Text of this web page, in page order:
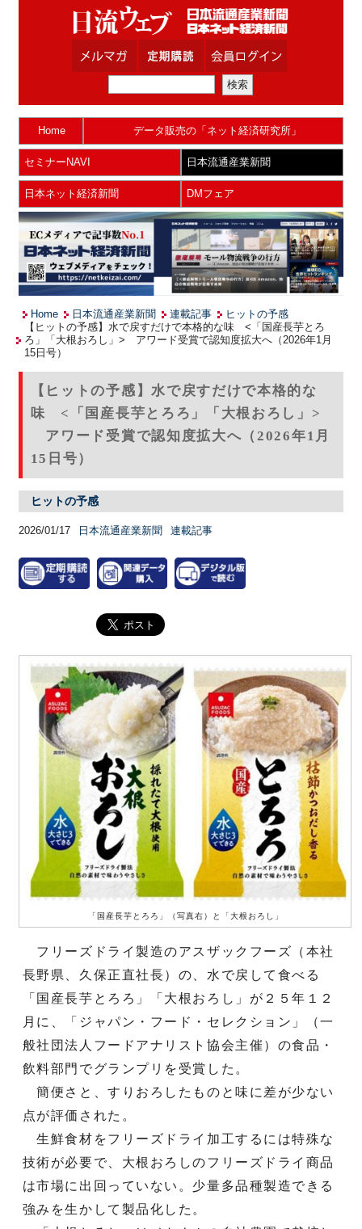
Home データ販売の「ネット経済研究所」
セミナーNAVI 日本流通産業新聞
日本ネット経済新聞 DMフェア
Home 日本流通産業新聞 連載記事
ヒットの予感
【ヒットの予感】水で戻すだけで本格的な味 <「国産長芋とろ
ろ」「大根おろし」> アワード受賞で認知度拡大へ（2026年1月
15日号）
【ヒットの予感】水で戻すだけで本格的な
味 <「国産長芋とろろ」「大根おろし」>
アワード受賞で認知度拡大へ（2026年1月
15日号）
ヒットの予感
2026/01/17 日本流通産業新聞 連載記事
「国産長芋とろろ」（写真右）と「大根おろし」
フリーズドライ製造のアスザックフーズ（本社
長野県、久保正直社長）の、水で戻して食べる
「国産長芋とろろ」「大根おろし」が２５年１２
月に、「ジャパン・フード・セレクション」（一
般社団法人フードアナリスト協会主催）の食品・
飲料部門でグランプリを受賞した。
簡便さと、すりおろしたものと味に差が少ない
点が評価された。
生鮮食材をフリーズドライ加工するには特殊な
技術が必要で、大根おろしのフリーズドライ商品
は市場に出回っていない。少量多品種製造できる
強みを生かして製品化した。